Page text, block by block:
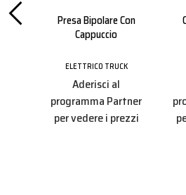
Presa Bipolare Con
Cappuccio
ELETTRICO TRUCK
Aderisci al
programma Partner
per vedere i prezzi